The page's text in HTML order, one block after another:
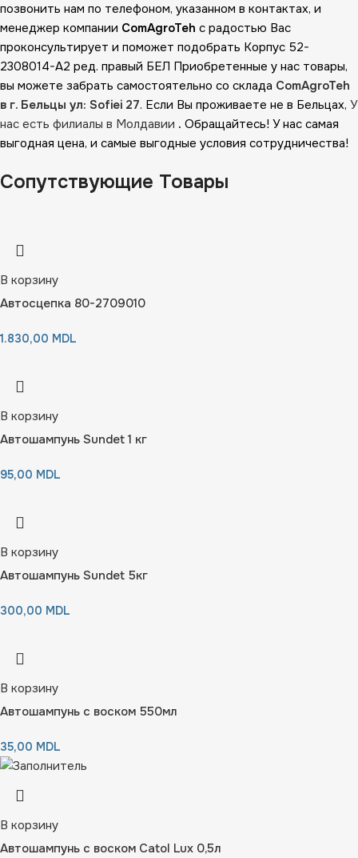
позвонить нам по телефоном, указанном в контактах, и
менеджер компании ComAgroTeh с радостью Вас
проконсультирует и поможет подобрать Корпус 52-
2308014-А2 ред. правый БЕЛ Приобретенные у нас товары,
вы можете забрать самостоятельно со склада ComAgroTeh
в г. Бельцы ул: Sofiei 27. Если Вы проживаете не в Бельцах, У
нас есть филиалы в Молдавии . Обращайтесь! У нас самая
выгодная цена, и самые выгодные условия сотрудничества!
Сопутствующие Товары
В корзину
Автосцепка 80-2709010
1.830,00 MDL
В корзину
Автошампунь Sundet 1 кг
95,00 MDL
В корзину
Автошампунь Sundet 5кг
300,00 MDL
В корзину
Автошампунь с воском 550мл
35,00 MDL
В корзину
Автошампунь с воском Catol Lux 0,5л